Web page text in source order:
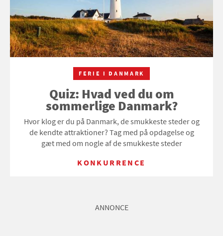
FERIE I DANMARK
Quiz: Hvad ved du om
sommerlige Danmark?
Hvor klog er du på Danmark, de smukkeste steder og
de kendte attraktioner? Tag med på opdagelse og
gæt med om nogle af de smukkeste steder
KONKURRENCE
ANNONCE